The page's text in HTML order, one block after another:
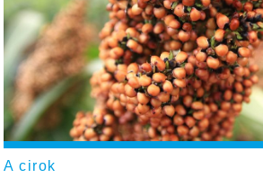
A cirok